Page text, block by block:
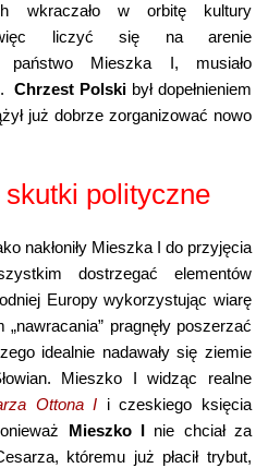
wkraczało w orbitę kultury
więc liczyć się na arenie
państwo Mieszka I, musiało
Chrzest Polski był dopełnieniem
już dobrze zorganizować nowo
polityczne
nakłoniły Mieszka I do przyjęcia
dostrzegać elementów
Europy wykorzystując wiarę
pragnęły poszerzać
idealnie nadawały się ziemie
Mieszko I widząc realne
Ottona I i czeskiego księcia
Mieszko I
nie chciał za
któremu już płacił trybut,